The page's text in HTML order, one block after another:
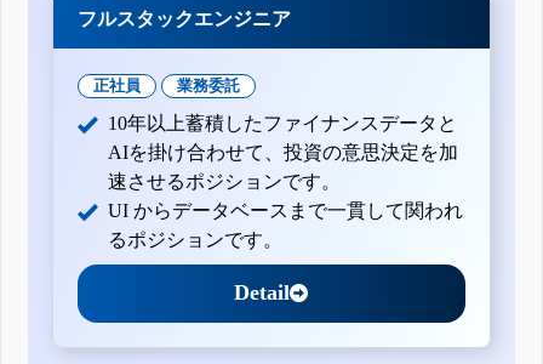
フルスタックエンジニア
正社員 業務委託
10年以上蓄積したファイナンスデータと
AIを掛け合わせて、投資の意思決定を加
速させるポジションです。
UI からデータベースまで一貫して関われ
るポジションです。
Detail